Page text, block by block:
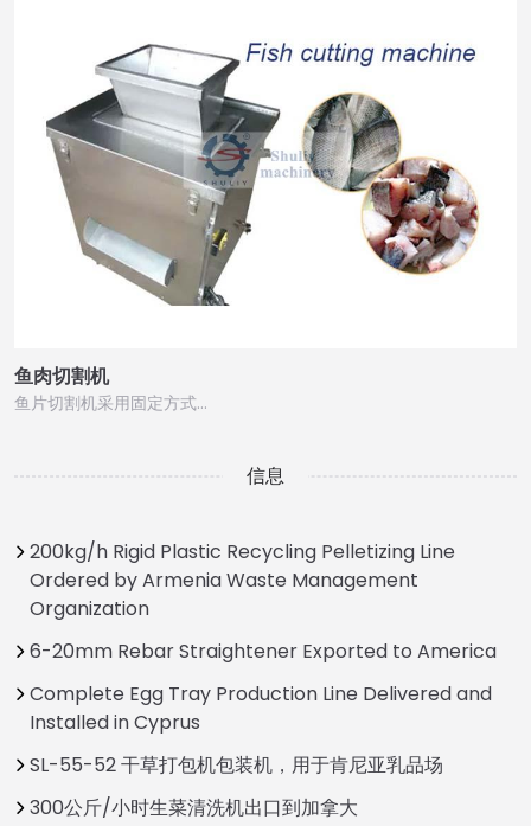
鱼肉切割机
鱼片切割机采用固定方式…
信息
200kg/h Rigid Plastic Recycling Pelletizing Line
Ordered by Armenia Waste Management
Organization
6-20mm Rebar Straightener Exported to America
Complete Egg Tray Production Line Delivered and
Installed in Cyprus
SL-55-52 干草打包机包装机，用于肯尼亚乳品场
300公斤/小时生菜清洗机出口到加拿大